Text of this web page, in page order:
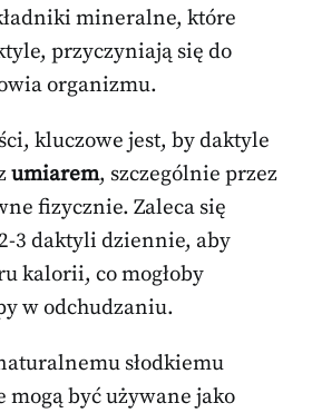
mineralne, które
przyczyniają się do
organizmu.
kluczowe jest, by daktyle
umiarem, szczególnie przez
fizycznie. Zaleca się
3 daktyli dziennie, aby
kalorii, co mogłoby
w odchudzaniu.
słodkiemu
mogą być używane jako